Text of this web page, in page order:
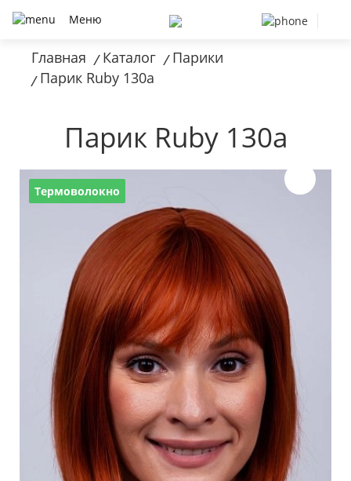
Меню
Главная / Каталог / Парики
/ Парик Ruby 130a
Парик Ruby 130a
Термоволокно